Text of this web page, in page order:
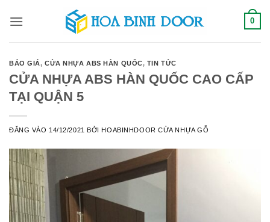
qua
0
BÁO GIÁ,CỬA NHỰA ABS HÀN QUỐC, TIN TỨC
CỬA NHỰA ABS HÀN QUỐC CAO CẤP
TẠI QUẬN 5
ĐĂNG VÀO 14/12/2021 BỞIHOABINHDOOR CỬA NHỰA GỖ